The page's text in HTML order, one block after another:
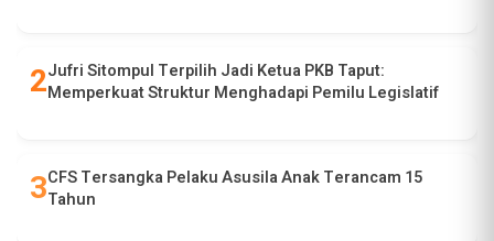
Jufri Sitompul Terpilih Jadi Ketua PKB Taput:
Memperkuat Struktur Menghadapi Pemilu Legislatif
CFS Tersangka Pelaku Asusila Anak Terancam 15
Tahun